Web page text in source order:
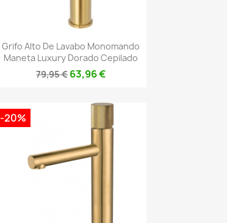
Vista rápida
Grifo Alto De Lavabo Monomando
Maneta Luxury Dorado Cepilado
79,95 €63,96 €
-20%